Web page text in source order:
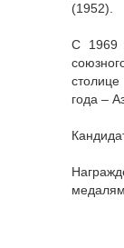
(1952).
С 1969
года –